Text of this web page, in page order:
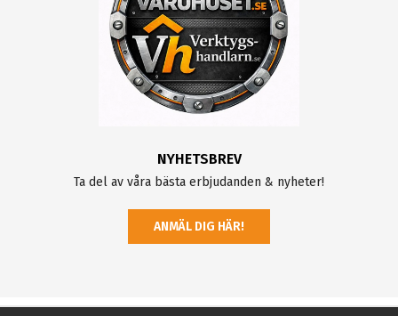
NYHETSBREV
Ta del av våra bästa erbjudanden & nyheter!
ANMÄL DIG HÄR!